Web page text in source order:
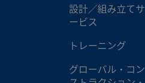
SS-6BHT-12
SS-6BHT-18
設計／組み立てサ
ービス
トレーニング
グローバル・コン